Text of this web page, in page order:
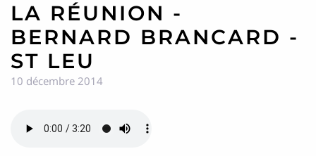
LA RÉUNION -
BERNARD BRANCARD -
ST LEU
10 décembre 2014